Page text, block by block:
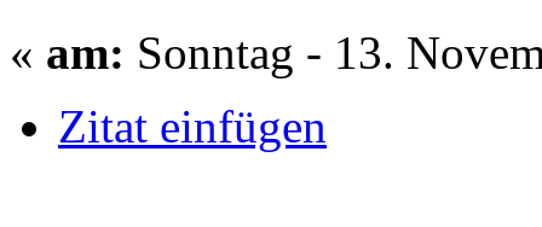
« am: Sonntag - 13.
Zitat einfügen